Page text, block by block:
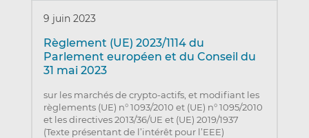
9 juin 2023
Règlement (UE) 2023/1114 du
Parlement européen et du Conseil du
31 mai 2023
sur les marchés de crypto-actifs, et modifiant les
règlements (UE) n° 1093/2010 et (UE) n° 1095/2010
et les directives 2013/36/UE et (UE) 2019/1937
(Texte présentant de l’intérêt pour l’EEE)